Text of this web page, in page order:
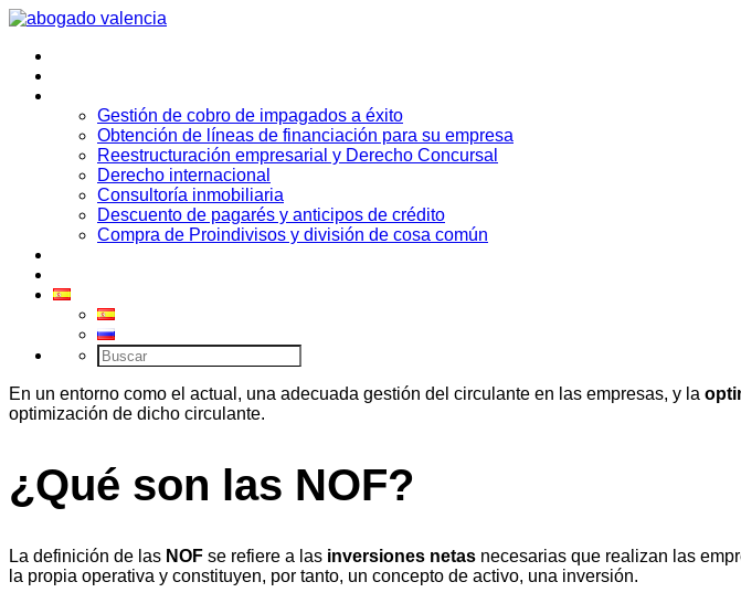
Gestión de cobro de impagados a éxito
Obtención de líneas de financiación para su empresa
Reestructuración empresarial y Derecho Concursal
Derecho internacional
Consultoría inmobiliaria
Descuento de pagarés y anticipos de crédito
Compra de Proindivisos y división de cosa común
En un entorno como el actual, una adecuada gestión del circulante en las empresas, y la
optimización de dicho circulante.
¿Qué son las NOF?
La definición de las NOF se refiere a las inversiones netas necesarias que realizan las
la propia operativa y constituyen, por tanto, un concepto de activo, una inversión.